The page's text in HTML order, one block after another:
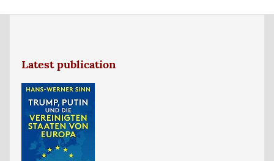
Latest publication